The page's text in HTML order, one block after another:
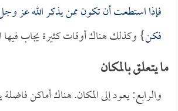
فإذا استطعت أن تكون ممن يذكر الله عز
فكن} وكذلك هناك أوقات كثيرة يجاب فيها
ما يتعلق بالمكان
والرابع: يعود إلى المكان. هناك أماكن